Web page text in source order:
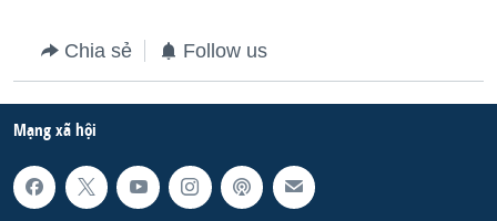
Chia sẻ Follow us
Mạng xã hội